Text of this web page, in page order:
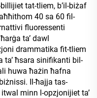
tat-tliem, b’il-biżaf
40 sa 60 fil-
fluoressenti
ta’ dawl
drammatika fit-tliem
ta’ ħsara sinifikanti bil-
huwa ħażin ħafna
Il-ħajja tas-
minn l-opzjonijiet ta’